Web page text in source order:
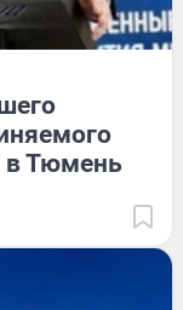
в Тюмень